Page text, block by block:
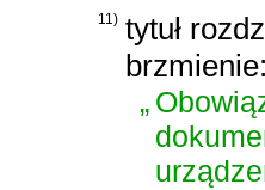
11) tytuł
brzmienie:
„